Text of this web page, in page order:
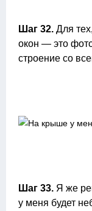
Шаг 32. Для
окон — это фото
строение со
Шаг 33. Я же
у меня будет